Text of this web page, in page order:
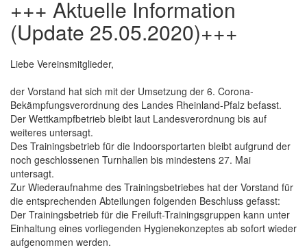
+++ Aktuelle Information
(Update 25.05.2020)+++
Liebe Vereinsmitglieder,
der Vorstand hat sich mit der Umsetzung der 6. Corona-
Bekämpfungsverordnung des Landes Rheinland-Pfalz befasst.
Der Wettkampfbetrieb bleibt laut Landesverordnung bis auf
weiteres untersagt.
Des Trainingsbetrieb für die Indoorsportarten bleibt aufgrund der
noch geschlossenen Turnhallen bis mindestens 27. Mai
untersagt.
Zur Wiederaufnahme des Trainingsbetriebes hat der Vorstand für
die entsprechenden Abteilungen folgenden Beschluss gefasst:
Der Trainingsbetrieb für die Freiluft-Trainingsgruppen kann unter
Einhaltung eines vorliegenden Hygienekonzeptes ab sofort wieder
aufgenommen werden.